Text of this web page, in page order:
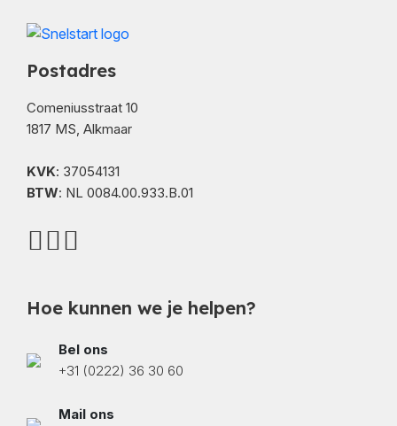
Postadres
Comeniusstraat 10
1817 MS, Alkmaar
KVK: 37054131
BTW: NL 0084.00.933.B.01
Hoe kunnen we je helpen?
Bel ons
+31 (0222) 36 30 60
Mail ons